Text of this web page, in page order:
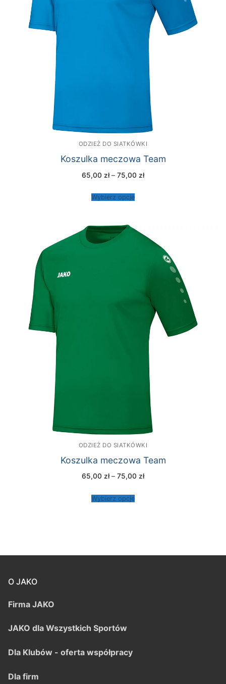
ODZIEŻ DO SIATKÓWKI
Koszulka meczowa Team
65,00 zł – 75,00 złZakres
Wybierz opcje
ODZIEŻ DO SIATKÓWKI
Koszulka meczowa Team
65,00 zł – 75,00 złZakres
Wybierz opcje
O JAKO
Firma JAKO
JAKO dla Wszystkich Sportów
Dla Klubów - oferta współpracy
Dla firm